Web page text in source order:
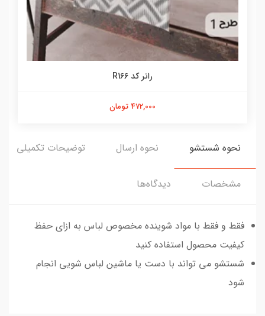
رانر کد R166
472,000 تومان
نحوه شستشو نحوه ارسال توضیحات تکمیلی
مشخصات دیدگاه‌ها
فقط و فقط با مواد شوینده مخصوص لباس به ازای حفظ
کیفیت محصول استفاده کنید
شستشو می تواند با دست یا ماشین لباس شویی انجام
شود